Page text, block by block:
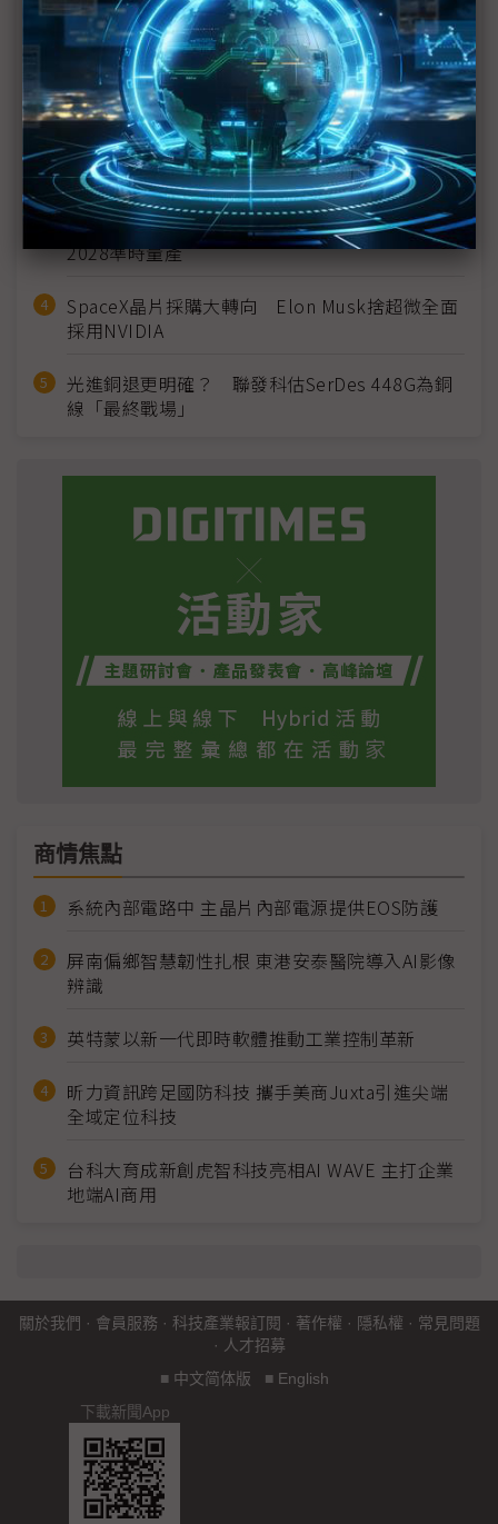
近７天熱門報導
MLCC訂單過熱、出貨比創高 村田示警全球AI基
建熱潮將趨緩
2027全年記憶體產能提前售罄 買家「祕而不
宣」只怕買不夠
英特爾EMIB良率達標 聯發科第2代ASIC產品
2028準時量產
SpaceX晶片採購大轉向 Elon Musk捨超微全面
採用NVIDIA
光進銅退更明確？ 聯發科估SerDes 448G為銅
線「最終戰場」
商情焦點
系統內部電路中 主晶片內部電源提供EOS防護
屏南偏鄉智慧韌性扎根 東港安泰醫院導入AI影像
辨識
英特蒙以新一代即時軟體推動工業控制革新
昕力資訊跨足國防科技 攜手美商Juxta引進尖端
全域定位科技
台科大育成新創虎智科技亮相AI WAVE 主打企業
地端AI商用
關於我們 · 會員服務 · 科技產業報訂閱 · 著作權 · 隱私權 · 常見問題
· 人才招募
■ 中文简体版 ■ English
下載新聞App